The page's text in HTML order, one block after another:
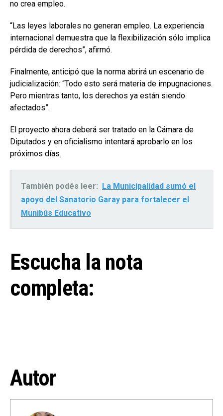
no crea empleo.
“Las leyes laborales no generan empleo. La experiencia
internacional demuestra que la flexibilización sólo implica
pérdida de derechos”, afirmó.
Finalmente, anticipó que la norma abrirá un escenario de
judicialización: “Todo esto será materia de impugnaciones.
Pero mientras tanto, los derechos ya están siendo
afectados”.
El proyecto ahora deberá ser tratado en la Cámara de
Diputados y en oficialismo intentará aprobarlo en los
próximos días.
También podés leer: La Municipalidad sumó el
apoyo del Sanatorio Garay para fortalecer el
Munibús Educativo
Escucha la nota
completa:
Autor